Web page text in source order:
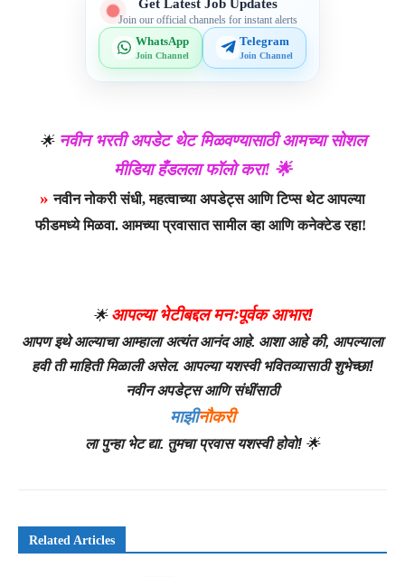
Get Latest Job Updates
Join our official channels for instant alerts
WhatsApp
Join Channel
Telegram
Join Channel
🌟नवीन भरती अपडेट थेट मिळवण्यासाठी आमच्या सोशल
मीडिया हँडलला फॉलो करा! 🌟
»नवीन नोकरी संधी, महत्वाच्या अपडेट्स आणि टिप्स थेट आपल्या
फीडमध्ये मिळवा. आमच्या प्रवासात सामील व्हा आणि कनेक्टेड रहा!
🌟 आपल्या भेटीबद्दल मनःपूर्वक आभार!
आपण इथे आल्याचा आम्हाला अत्यंत आनंद आहे. आशा आहे की, आपल्याला
हवी ती माहिती मिळाली असेल. आपल्या यशस्वी भवितव्यासाठी शुभेच्छा!
नवीन अपडेट्स आणि संधींसाठी
माझीनौकरी
ला पुन्हा भेट द्या. तुमचा प्रवास यशस्वी होवो! 🌟
Related Articles